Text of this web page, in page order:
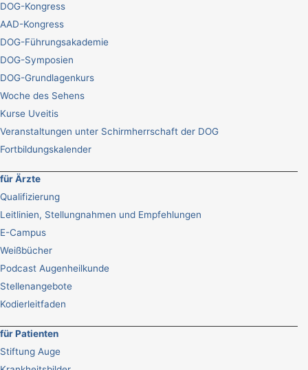
DOG-Kongress
AAD-Kongress
DOG-Führungsakademie
DOG-Symposien
DOG-Grundlagenkurs
Woche des Sehens
Kurse Uveitis
Veranstaltungen unter Schirmherrschaft der DOG
Fortbildungskalender
für Ärzte
Qualifizierung
Leitlinien, Stellungnahmen und Empfehlungen
E-Campus
Weißbücher
Podcast Augenheilkunde
Stellenangebote
Kodierleitfaden
für Patienten
Stiftung Auge